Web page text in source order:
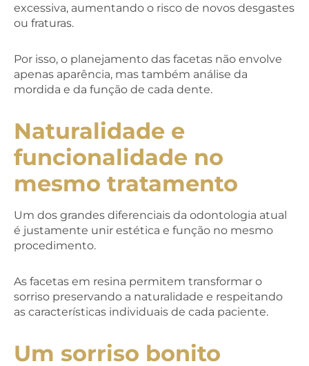
excessiva, aumentando o risco de novos desgastes
ou fraturas.
Por isso, o planejamento das facetas não envolve
apenas aparência, mas também análise da
mordida e da função de cada dente.
Naturalidade e
funcionalidade no
mesmo tratamento
Um dos grandes diferenciais da odontologia atual
é justamente unir estética e função no mesmo
procedimento.
As facetas em resina permitem transformar o
sorriso preservando a naturalidade e respeitando
as características individuais de cada paciente.
Um sorriso bonito